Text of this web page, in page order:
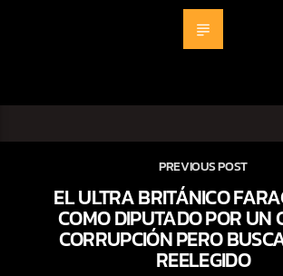
PREVIOUS POST
EL ULTRA BRITÁNICO
COMO DIPUTADO POR UN
CORRUPCIÓN PERO
REELEGIDO